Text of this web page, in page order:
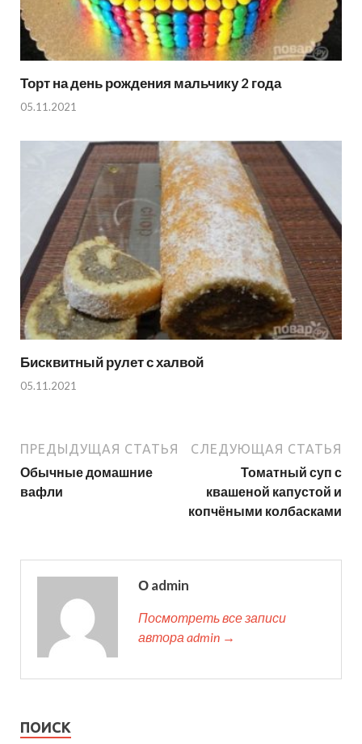
Торт на день рождения мальчику 2 года
05.11.2021
Бисквитный рулет с халвой
05.11.2021
ПРЕДЫДУЩАЯ СТАТЬЯ
Обычные домашние
вафли
СЛЕДУЮЩАЯ СТАТЬЯ
Томатный суп с
квашеной капустой и
копчёными колбасками
О admin
Посмотреть все записи
автора admin →
ПОИСК